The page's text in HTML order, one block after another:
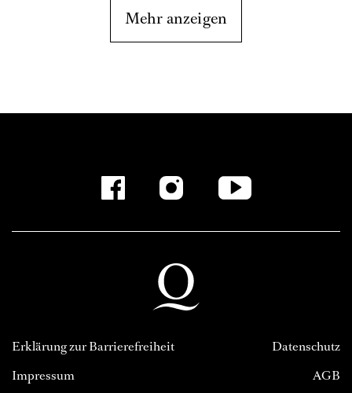
Mehr anzeigen
Erklärung zur Barrierefreiheit
Impressum
Datenschutz
AGB